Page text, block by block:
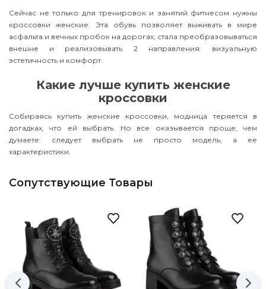
Сейчас не только для тренировок и занятий фитнесом нужны
кроссовки женские. Эта обувь позволяет выживать в мире
асфальта и вечных пробок на дорогах, стала преобразовываться
внешне и реализовывать 2 направления: визуальную
эстетичность и комфорт.
Какие лучше купить женские
кроссовки
Собираясь купить женские кроссовки, модница теряется в
догадках, что ей выбрать. Но все оказывается проще, чем
думаете: следует выбрать не просто модель, а ее
характеристики.
Сопутствующие Товары